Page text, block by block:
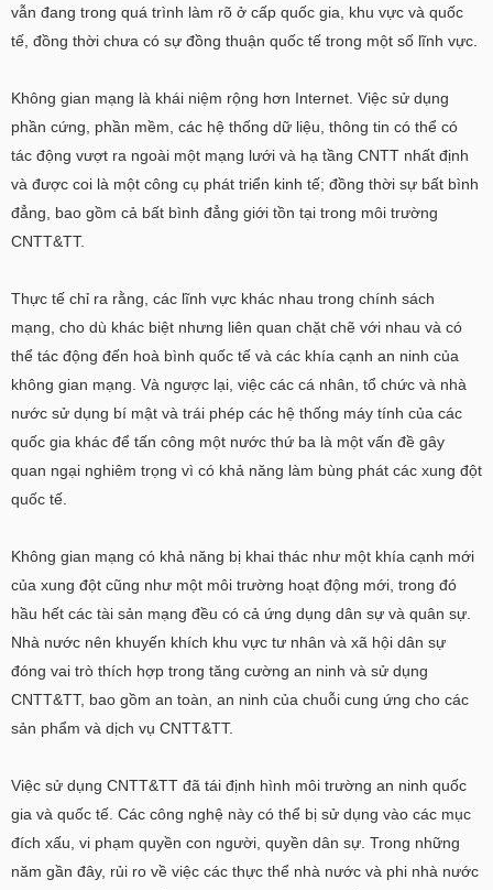
vẫn đang trong quá trình làm rõ ở cấp quốc gia, khu vực và quốc
tế, đồng thời chưa có sự đồng thuận quốc tế trong một số lĩnh vực.
Không gian mạng là khái niệm rộng hơn Internet. Việc sử dụng
phần cứng, phần mềm, các hệ thống dữ liệu, thông tin có thể có
tác động vượt ra ngoài một mạng lưới và hạ tầng CNTT nhất định
và được coi là một công cụ phát triển kinh tế; đồng thời sự bất bình
đẳng, bao gồm cả bất bình đẳng giới tồn tại trong môi trường
CNTT&TT.
Thực tế chỉ ra rằng, các lĩnh vực khác nhau trong chính sách
mạng, cho dù khác biệt nhưng liên quan chặt chẽ với nhau và có
thể tác động đến hoà bình quốc tế và các khía cạnh an ninh của
không gian mạng. Và ngược lại, việc các cá nhân, tổ chức và nhà
nước sử dụng bí mật và trái phép các hệ thống máy tính của các
quốc gia khác để tấn công một nước thứ ba là một vấn đề gây
quan ngại nghiêm trọng vì có khả năng làm bùng phát các xung đột
quốc tế.
Không gian mạng có khả năng bị khai thác như một khía cạnh mới
của xung đột cũng như một môi trường hoạt động mới, trong đó
hầu hết các tài sản mạng đều có cả ứng dụng dân sự và quân sự.
Nhà nước nên khuyến khích khu vực tư nhân và xã hội dân sự
đóng vai trò thích hợp trong tăng cường an ninh và sử dụng
CNTT&TT, bao gồm an toàn, an ninh của chuỗi cung ứng cho các
sản phẩm và dịch vụ CNTT&TT.
Việc sử dụng CNTT&TT đã tái định hình môi trường an ninh quốc
gia và quốc tế. Các công nghệ này có thể bị sử dụng vào các mục
đích xấu, vi phạm quyền con người, quyền dân sự. Trong những
năm gần đây, rủi ro về việc các thực thể nhà nước và phi nhà nước